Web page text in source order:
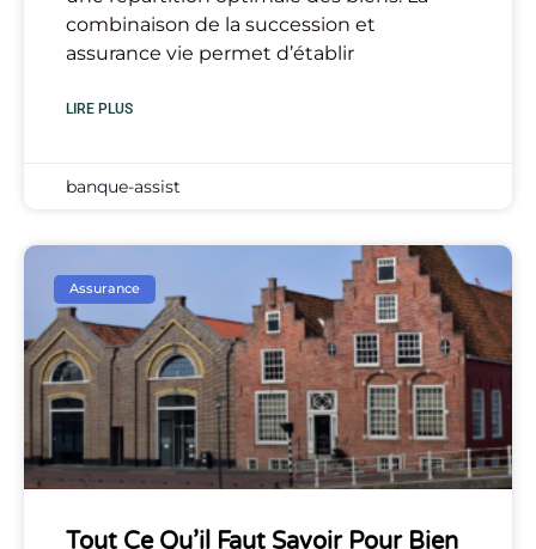
combinaison de la succession et
assurance vie permet d’établir
LIRE PLUS
banque-assist
Assurance
Tout Ce Qu’il Faut Savoir Pour Bien